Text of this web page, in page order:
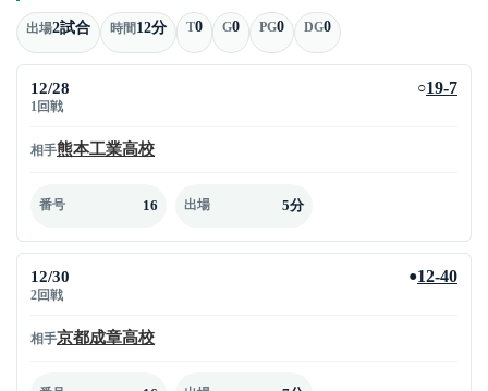
出場2試合 時間12分 T0 G0 PG0 DG0
12/28
1回戦
○19-7
相手熊本工業高校
番号 16 出場 5分
12/30
2回戦
●12-40
相手京都成章高校